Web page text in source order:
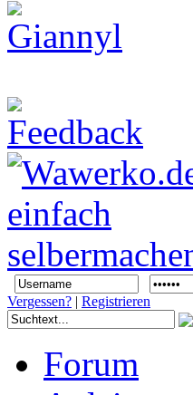
Vergessen? | Registrieren
Forum